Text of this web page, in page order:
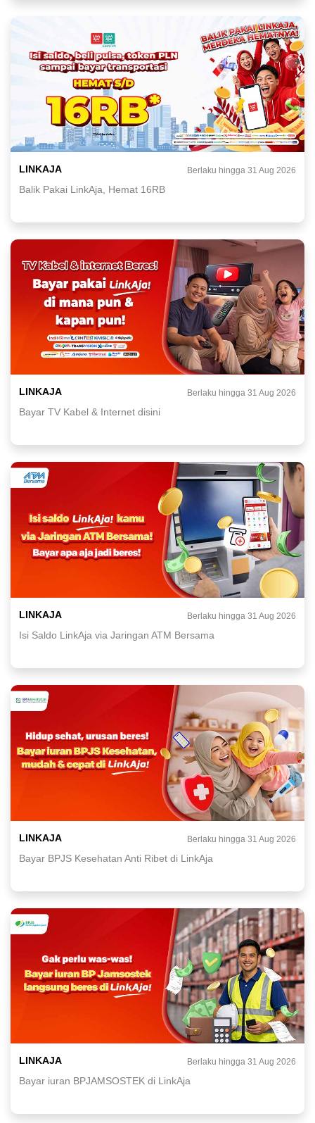
LINKAJA Berlaku hingga 31 Aug 2026
Balik Pakai LinkAja, Hemat 16RB
LINKAJA Berlaku hingga 31 Aug 2026
Bayar TV Kabel & Internet disini
LINKAJA Berlaku hingga 31 Aug 2026
Isi Saldo LinkAja via Jaringan ATM Bersama
LINKAJA Berlaku hingga 31 Aug 2026
Bayar BPJS Kesehatan Anti Ribet di LinkAja
LINKAJA Berlaku hingga 31 Aug 2026
Bayar iuran BPJAMSOSTEK di LinkAja